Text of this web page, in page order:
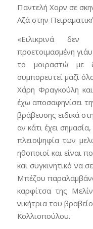
Παντελή Χορν σε
Αζά στην
«Ειλικρινά
προετοιμασμένη
το μοιραστώ με
συμπορευτεί μαζί
Χάρη Φραγκούλη
έχω αποσαφηνίσει
βράβευσης ειδικά
αν κάτι έχει σημασία,
πλειοψηφία των
ηθοποιοί και είναι
και συγκινητικό να
Μπέζου
καρφίτσα της
νικήτρια του
Κολλιοπούλου.